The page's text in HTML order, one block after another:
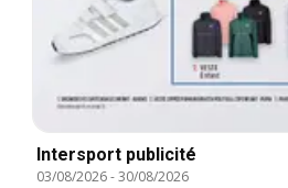
Intersport publicité
03/08/2026-30/08/2026